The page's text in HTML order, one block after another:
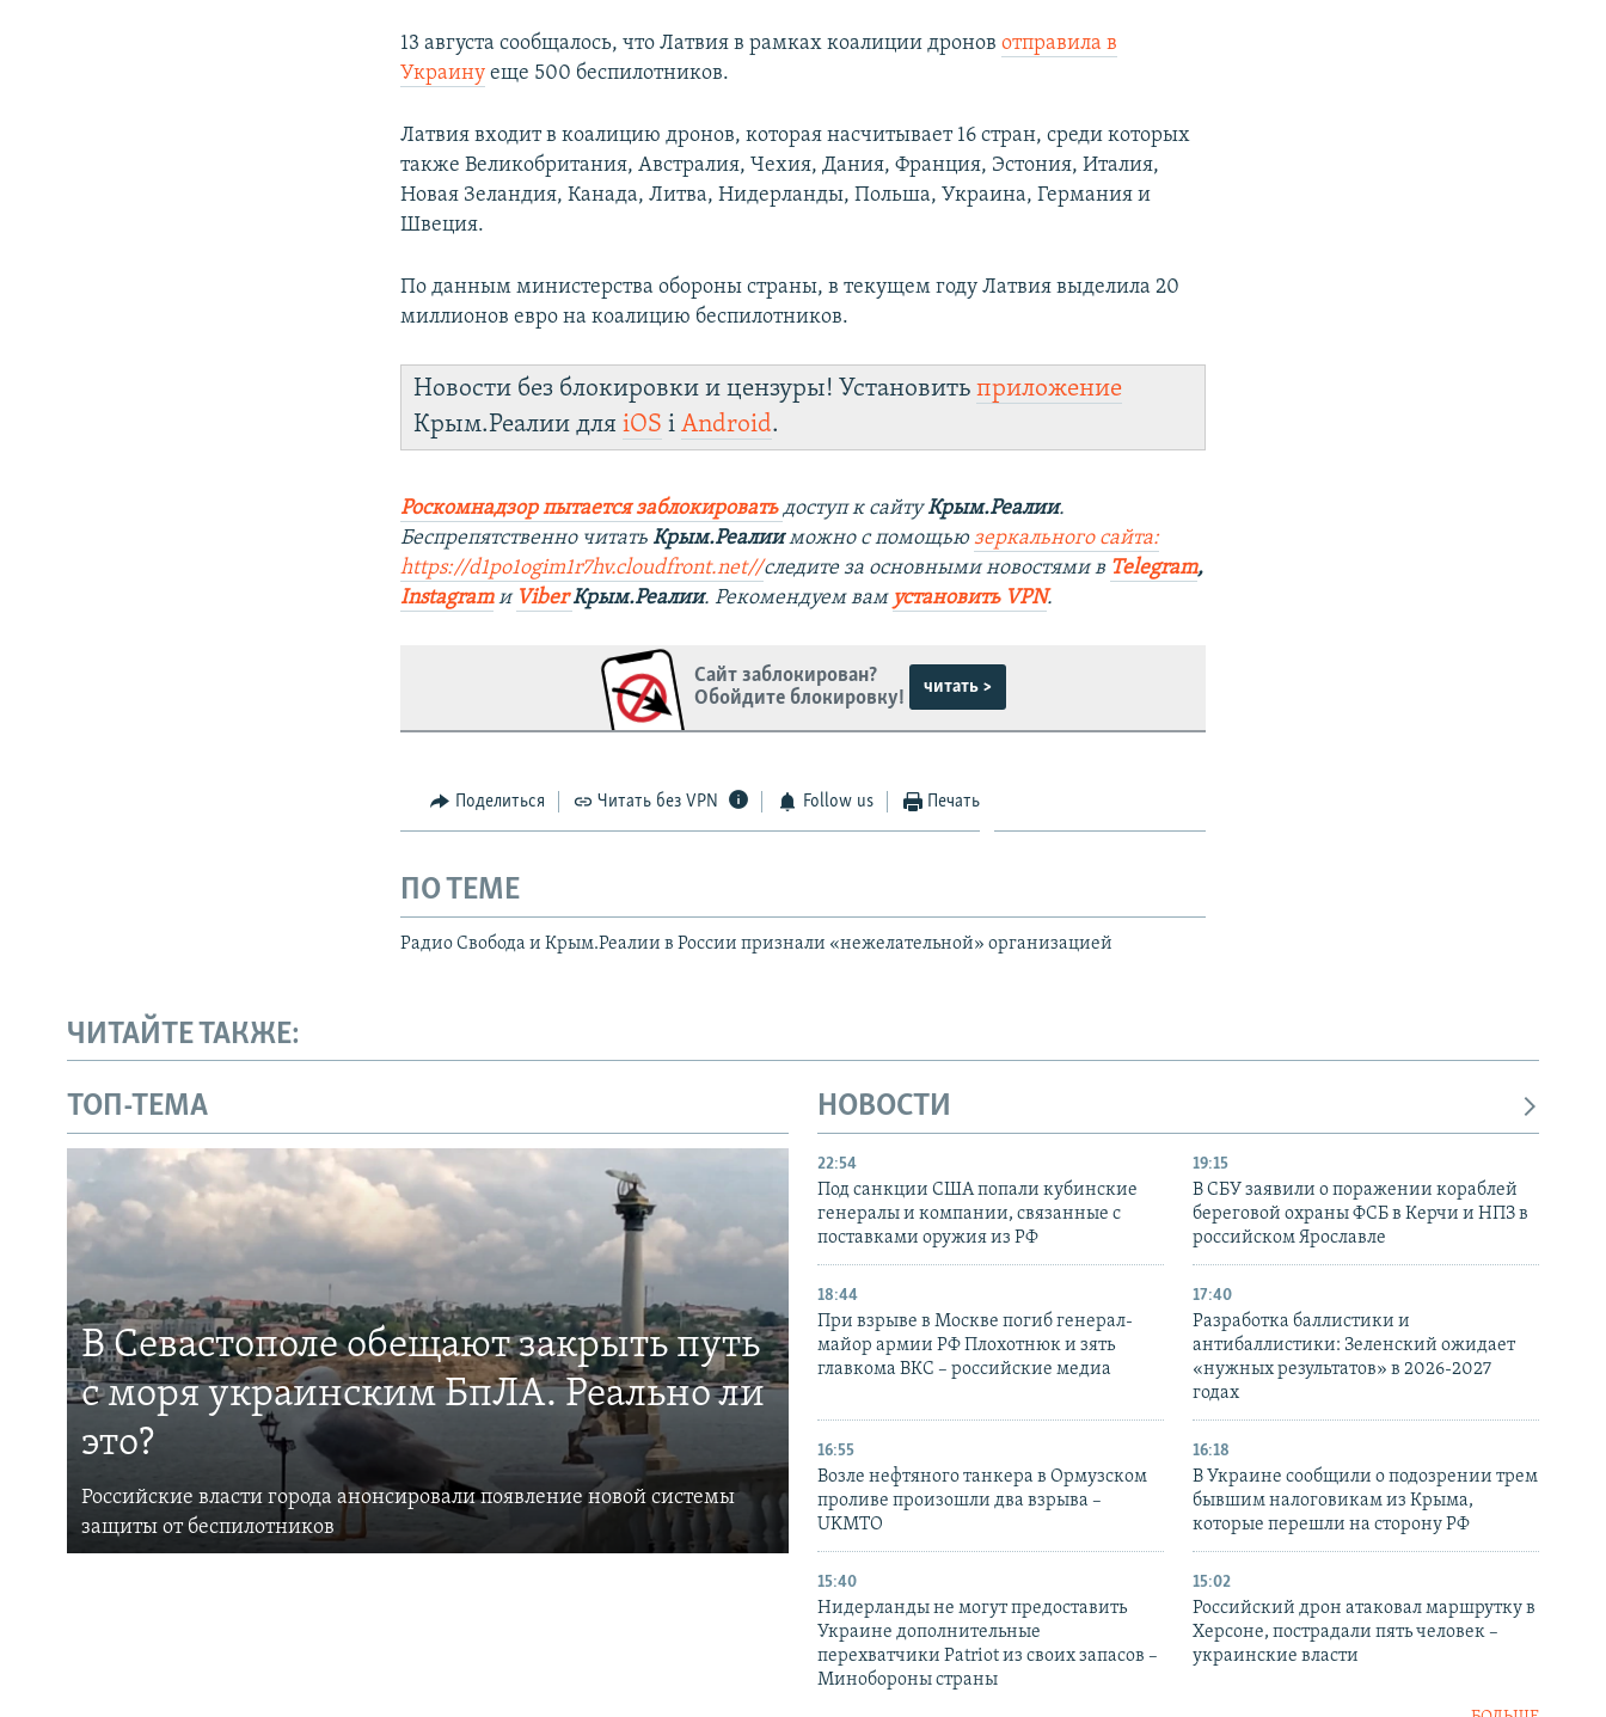
13 августа сообщалось, что Латвия в рамках коалиции дроновотправила в
Украину еще 500 беспилотников.
Латвия входит в коалицию дронов, которая насчитывает 16 стран, среди которых
также Великобритания, Австралия, Чехия, Дания, Франция, Эстония, Италия,
Новая Зеландия, Канада, Литва, Нидерланды, Польша, Украина, Германия и
Швеция.
По данным министерства обороны страны, в текущем году Латвия выделила 20
миллионов евро на коалицию беспилотников.
Новости без блокировки и цензуры! Установитьприложение
Крым.Реалии дляiOS іAndroid.
Роскомнадзор пытается заблокировать доступ к сайтуКрым.Реалии.
Беспрепятственно читатьКрым.Реалииможно с помощьюзеркального сайта:
https://d1po1ogim1r7hv.cloudfront.net//следите за основными новостями в Telegram,
Instagramи Viber Крым.Реалии. Рекомендуем вам установить VPN.
Сайт заблокирован?
Обойдите блокировку!
читать >
Поделиться Читать без VPN Follow us Печать
ПО ТЕМЕ
Радио Свобода и Крым.Реалии в России признали «нежелательной» организацией
ЧИТАЙТЕ ТАКЖЕ:
ТОП-ТЕМА
В Севастополе обещают закрыть путь
с моря украинским БпЛА. Реально ли
это?
Российские власти города анонсировали появление новой системы
защиты от беспилотников
НОВОСТИ
22:54
Под санкции США попали кубинские
генералы и компании, связанные с
поставками оружия из РФ
19:15
В СБУ заявили о поражении кораблей
береговой охраны ФСБ в Керчи и НПЗ в
российском Ярославле
18:44
При взрыве в Москве погиб генерал-
майор армии РФ Плохотнюк и зять
главкома ВКС – российские медиа
17:40
Разработка баллистики и
антибаллистики: Зеленский ожидает
«нужных результатов» в 2026-2027
годах
16:55
Возле нефтяного танкера в Ормузском
проливе произошли два взрыва –
UKMTO
16:18
В Украине сообщили о подозрении трем
бывшим налоговикам из Крыма,
которые перешли на сторону РФ
15:40
Нидерланды не могут предоставить
Украине дополнительные
перехватчики Patriot из своих запасов –
Минобороны страны
15:02
Российский дрон атаковал маршрутку в
Херсоне, пострадали пять человек –
украинские власти